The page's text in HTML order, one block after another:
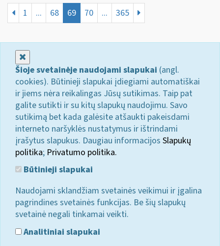
1 ... 68 69 70 ... 365
Šioje svetainėje naudojami slapukai (angl.
cookies). Būtinieji slapukai įdiegiami automatiškai
ir jiems nėra reikalingas Jūsų sutikimas. Taip pat
galite sutikti ir su kitų slapukų naudojimu. Savo
sutikimą bet kada galėsite atšaukti pakeisdami
interneto naršyklės nustatymus ir ištrindami
įrašytus slapukus. Daugiau informacijos Slapukų
politika; Privatumo politika.
Būtinieji slapukai
Naudojami sklandžiam svetainės veikimui ir įgalina
pagrindines svetainės funkcijas. Be šių slapukų
svetainė negali tinkamai veikti.
Analitiniai slapukai